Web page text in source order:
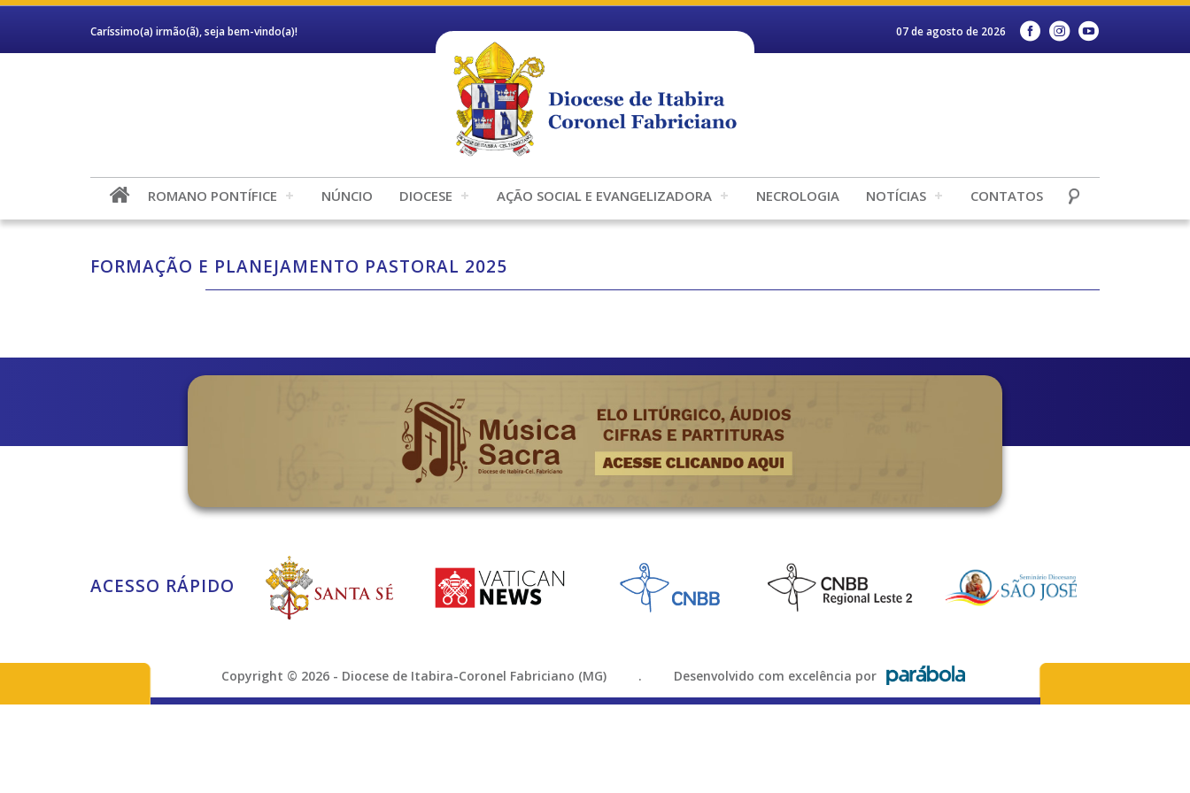
Caríssimo(a) irmão(ã), seja bem-vindo(a)! 07 de agosto de 2026
ROMANO PONTÍFICE NÚNCIO DIOCESE AÇÃO SOCIAL E EVANGELIZADORA NECROLOGIA NOTÍCIAS CONTATOS
FORMAÇÃO E PLANEJAMENTO PASTORAL 2025
ACESSO RÁPIDO
Copyright © 2026 - Diocese de Itabira-Coronel Fabriciano (MG) . Desenvolvido com excelência por